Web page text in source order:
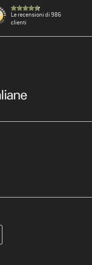
Le recensioni di 986
clienti
il tuo account cliente